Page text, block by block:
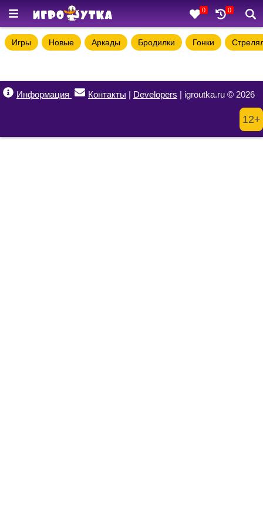
0 0
Игры Новые Аркады Бродилки Гонки
Информация Контакты | Developers | igroutka.ru © 2026
12+